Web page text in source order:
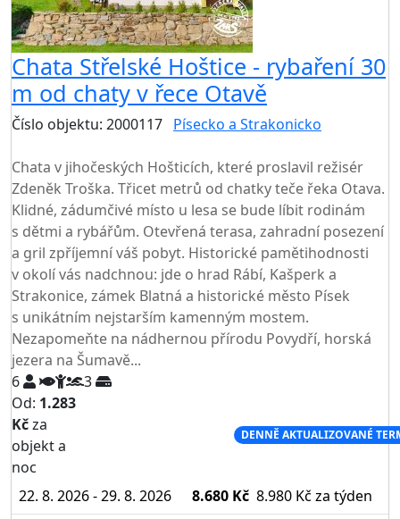
Chata Střelské Hoštice - rybaření 30
m od chaty v řece Otavě
Číslo objektu: 2000117 Písecko a Strakonicko
Chata v jihočeských Hošticích, které proslavil režisér
Zdeněk Troška. Třicet metrů od chatky teče řeka Otava.
Klidné, zádumčivé místo u lesa se bude líbit rodinám
s dětmi a rybářům. Otevřená terasa, zahradní posezení
a gril zpříjemní váš pobyt. Historické pamětihodnosti
v okolí vás nadchnou: jde o hrad Rábí, Kašperk a
Strakonice, zámek Blatná a historické město Písek
s unikátním nejstarším kamenným mostem.
Nezapomeňte na nádhernou přírodu Povydří, horská
jezera na Šumavě...
6
3
Od: 1.283
Kčza
objekt a
noc
DENNĚ AKTUALIZOVANÉ
22. 8. 2026 - 29. 8. 2026 8.680 Kč 8.980 Kč za týden